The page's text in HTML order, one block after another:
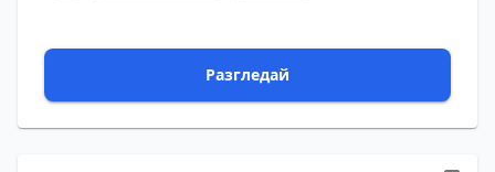
Разгледай